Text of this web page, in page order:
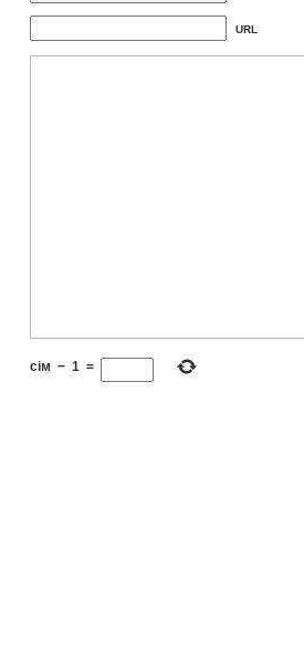
URL
сім − 1 =